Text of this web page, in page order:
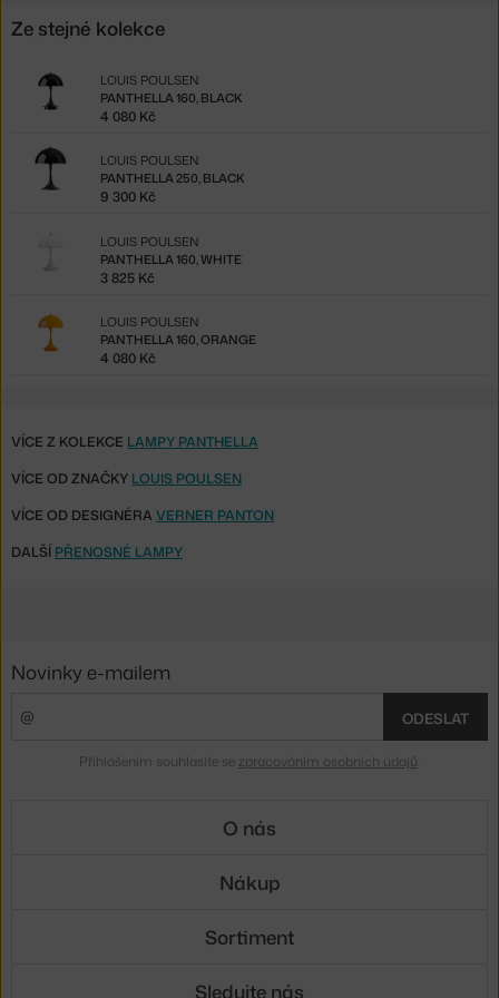
Ze stejné kolekce
PANTHELLA 160, BLACK
LOUIS POULSEN
4 080 Kč
PANTHELLA 250, BLACK
LOUIS POULSEN
9 300 Kč
PANTHELLA 160, WHITE
LOUIS POULSEN
3 825 Kč
PANTHELLA 160, ORANGE
LOUIS POULSEN
4 080 Kč
VÍCE Z KOLEKCE LAMPY PANTHELLA
VÍCE OD ZNAČKY LOUIS POULSEN
VÍCE OD DESIGNÉRA VERNER PANTON
DALŠÍ PŘENOSNÉ LAMPY
Novinky e-mailem
ODESLAT
Přihlášením souhlasíte se zpracováním osobních údajů
O nás
Nákup
Sortiment
Sledujte nás